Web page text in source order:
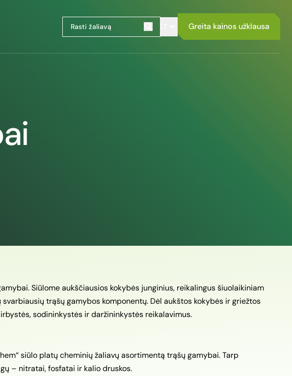
Greita kainos užklausa
Siūlome aukščiausios kokybės junginius, reikalingus šiuolaikiniam
trąšų gamybos komponentų. Dėl aukštos kokybės ir griežtos
sodininkystės ir daržininkystės reikalavimus.
siūlo platų cheminių žaliavų asortimentą trąšų gamybai. Tarp
– nitratai, fosfatai ir kalio druskos.